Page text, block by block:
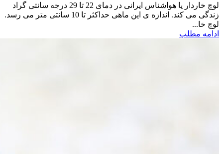
لوچ خاردار یا هواشناس ایرانی در دمای 22 تا 29 درجه سانتی گراد
زندگی می کند. اندازه ی این ماهی حداکثر تا 10 سانتی متر می رسد.
لوچ خا...
ادامه مطلب